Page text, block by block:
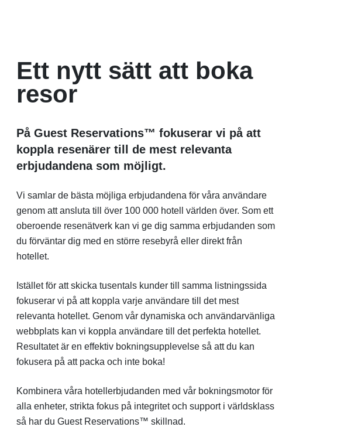
Ett nytt sätt att boka
resor
På Guest Reservations™ fokuserar vi på att
koppla resenärer till de mest relevanta
erbjudandena som möjligt.
Vi samlar de bästa möjliga erbjudandena för våra användare
genom att ansluta till över 100 000 hotell världen över. Som ett
oberoende resenätverk kan vi ge dig samma erbjudanden som
du förväntar dig med en större resebyrå eller direkt från
hotellet.
Istället för att skicka tusentals kunder till samma listningssida
fokuserar vi på att koppla varje användare till det mest
relevanta hotellet. Genom vår dynamiska och användarvänliga
webbplats kan vi koppla användare till det perfekta hotellet.
Resultatet är en effektiv bokningsupplevelse så att du kan
fokusera på att packa och inte boka!
Kombinera våra hotellerbjudanden med vår bokningsmotor för
alla enheter, strikta fokus på integritet och support i världsklass
så har du Guest Reservations™ skillnad.